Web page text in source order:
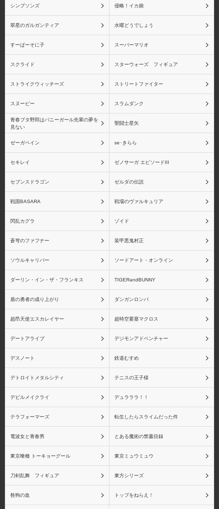
シャイニング・ハーツ
シャイニング・フォー
ス・フェザー
シャイニングブレイド
シャイニング・レゾナン
ペルソナ3 ペルソナ4
物語シリーズ 戦場ヶ原
ひたぎ
物語シリーズ 忍野忍
物語シリーズ 八九寺真
宵
物語シリーズ 阿良々木
月火
火憐
物語シリーズ 斧乃木余
物語シリーズ キスショ
ットアセロラオリオンハ
ートアンダーブレード
シンプソンズ 侵略！イカ娘
翠星のガルガンティア 水曜どうでしょう
すーぱーそに子 スーパーマリオ
スクライド スターウォーズ フィギュア
ストライクウィッチーズ ストリートファイター
スヌーピー スラムダンク
青春ブタ野郎はバニーガール先輩の夢を
見ない
聖闘士星矢
ゼーガペイン se･きらら
セキレイ ゼノサーガ エピソードIII
セブンスドラゴン ゼルダの伝説
戦国BASARA 戦場のヴァルキュリア
閃乱カグラ ゾイド
蒼穹のファフナー 装甲悪鬼村正
ソウルキャリバー ソードアート・オンライン
ダーリン・イン・ザ・フランキス TIGERandBUNNY
盾の勇者の成り上がり ダンガンロンパ
超昂天使エスカレイヤー 超時空要塞マクロス
デートアライブ デジモンアドベンチャー
デスノート 鉄道むすめ
デトロイトメタルシティ テニスの王子様
デビルメイクライ デュラララ！！
テラフォーマーズ 転生したらスライムだった件
電波女と青春男 とある魔術の禁書目録
東京喰種 トーキョーグール 東京ミュウミュウ
刀剣乱舞 フィギュア 東方シリーズ
咎狗の血 トップをねらえ！